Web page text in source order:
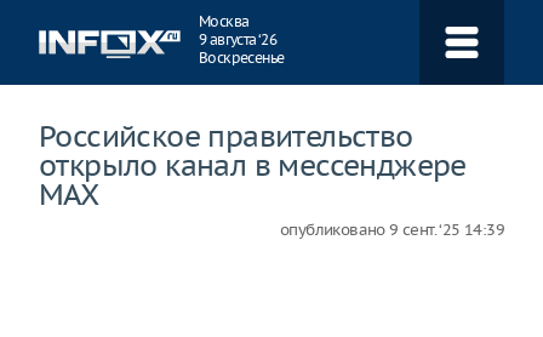
Москва
9 августа ‘26
Воскресенье
Российское правительство
открыло канал в мессенджере
MAX
опубликовано9 сент. ‘25 14:39